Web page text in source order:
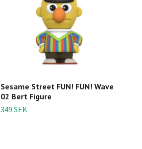
Sesame Street FUN! FUN! Wave
02 Bert Figure
349 SEK